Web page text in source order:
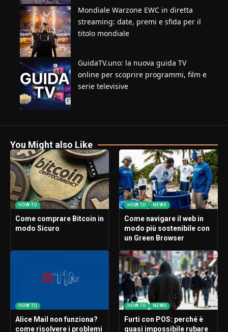
Mondiale Warzone EWC in diretta
streaming: date, premi e sfida per il
titolo mondiale
GuidaTV.uno: la nuova guida TV
online per scoprire programmi, film e
serie televisive
You Might also Like
HOW TO
Come comprare Bitcoin in
modo Sicuro
HOW TO NEWS
Come navigare il web in
modo più sostenibile con
un Green Browser
HOW TO
Alice Mail non funziona?
come risolvere i problemi
HOW TO NEWS
Furti con POS: perché è
quasi impossibile rubare